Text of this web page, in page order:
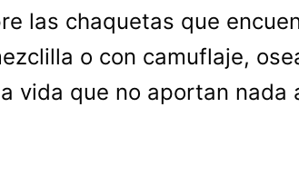
las chaquetas que
o con camuflaje,
vida que no aportan nada